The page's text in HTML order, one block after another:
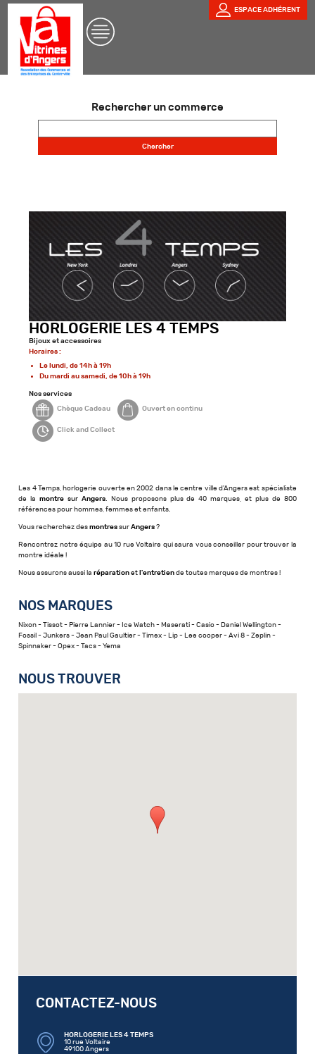
ESPACE ADHÉRENT
Rechercher un commerce
HORLOGERIE LES 4 TEMPS
Bijoux et accessoires
Horaires :
Le lundi, de 14h à 19h
Du mardi au samedi, de 10h à 19h
Nos services
Chèque Cadeau Ouvert en continu
Click and Collect
Les 4 Temps, horlogerie ouverte en 2002 dans le centre ville d'Angers est spécialiste
de lamontre surAngers. Nous proposons plus de 40 marques, et plus de 800
références pour hommes, femmes et enfants.
Vous recherchez desmontres surAngers ?
Rencontrez notre équipe au 10 rue Voltaire qui saura vous conseiller pour trouver la
montre idéale !
Nous assurons aussi laréparationet l'entretiende toutes marques de montres !
NOS MARQUES
Nixon - Tissot - Pierre Lannier - Ice Watch - Maserati - Casio - Daniel Wellington -
Fossil - Junkers - Jean Paul Gaultier - Timex - Lip - Lee cooper - Avi 8 - Zeplin -
Spinnaker - Opex - Tacs - Yema
NOUS TROUVER
CONTACTEZ-NOUS
HORLOGERIE LES 4 TEMPS
10 rue Voltaire
49100 Angers